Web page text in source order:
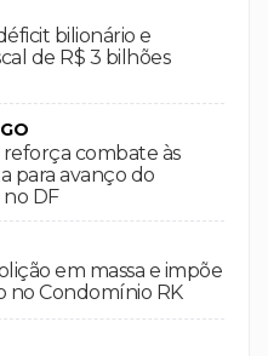
bilionário e
de R$ 3 bilhões
combate às
para avanço do
DF
em massa e impõe
no Condomínio RK